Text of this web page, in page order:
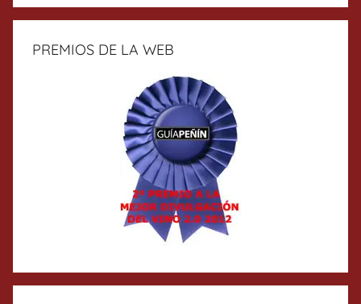
PREMIOS DE LA WEB